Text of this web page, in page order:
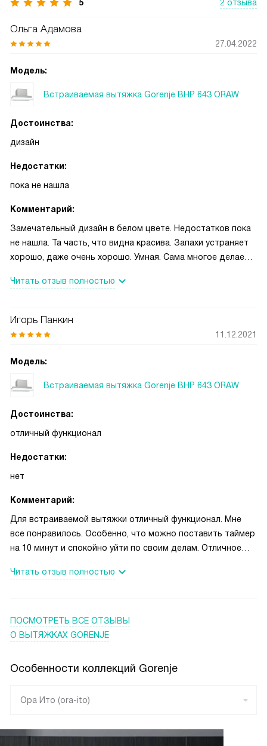
5 2 отзыва
Ольга Адамова
27.04.2022
Модель:
Встраиваемая вытяжка Gorenje BHP 643 ORAW
Достоинства:
дизайн
Недостатки:
пока не нашла
Комментарий:
Замечательный дизайн в белом цвете. Недостатков пока
не нашла. Та часть, что видна красива. Запахи устраняет
хорошо, даже очень хорошо. Умная. Сама многое делает.
интенсивный режим не помогает. Шумит не слишком
Читать отзыв полностью
Игорь Панкин
11.12.2021
Модель:
Встраиваемая вытяжка Gorenje BHP 643 ORAW
Достоинства:
отличный функционал
Недостатки:
нет
Комментарий:
Для встраиваемой вытяжки отличный функционал. Мне
все понравилось. Особенно, что можно поставить таймер
на 10 минут и спокойно уйти по своим делам. Отличное
Для нас это важно, так как сынишка легко простужается и
Читать отзыв полностью
ПОСМОТРЕТЬ ВСЕ ОТЗЫВЫ
О ВЫТЯЖКАХ GORENJE
Особенности коллекций Gorenje
Ора Ито (ora-ito)